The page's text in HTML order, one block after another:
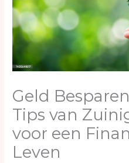
Geld
Tips van
voor een
Leven